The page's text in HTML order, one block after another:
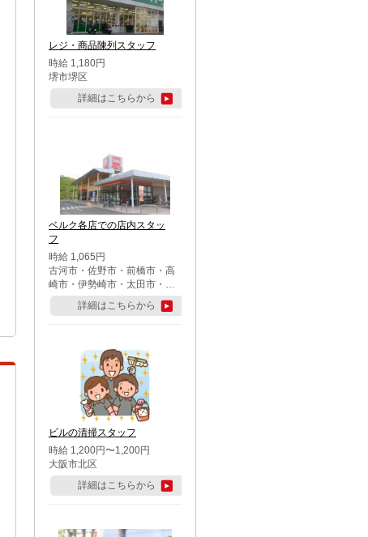
レジ・商品陳列スタッフ
時給 1,180円
堺市堺区
詳細はこちらから
ベルク各店での店内スタッ
フ
時給 1,065円
古河市・佐野市・前橋市・高
崎市・伊勢崎市・太田市・館
林市・藤岡市・大泉町・さい
たま市北区・川越市・熊谷
市・行田市・秩父市・所沢
市・鶴ケ島市・千葉市中央
区・市川市・松戸市・習志野
市・柏市・流山市・八千代
市・足立区・江戸川区・八王
子市・町田市
詳細はこちらから
ビルの清掃スタッフ
時給 1,200円〜1,200円
大阪市北区
詳細はこちらから